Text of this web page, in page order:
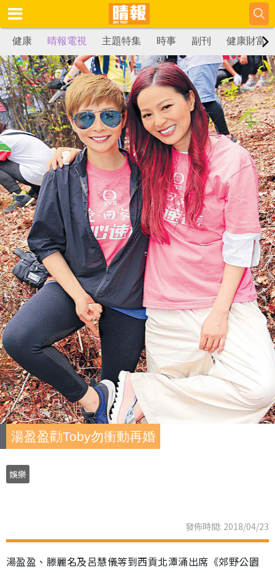
健康 晴報電視 主題特集 時事 副刊 健康財富
湯盈盈勸Toby勿衝動再婚
娛樂
發佈時間: 2018/04/23
湯盈盈、滕麗名及呂慧儀等到西貢北潭涌出席《郊野公園